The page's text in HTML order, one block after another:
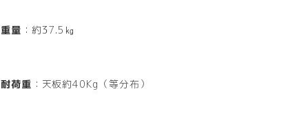
重量 ：約37.5㎏
耐荷重 ：天板約40Kg（等分布）